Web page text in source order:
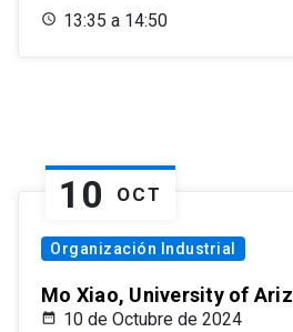
13:35 a 14:50
10 OCT
Organización Industrial
Mo Xiao, University of
10 de Octubre de 2024